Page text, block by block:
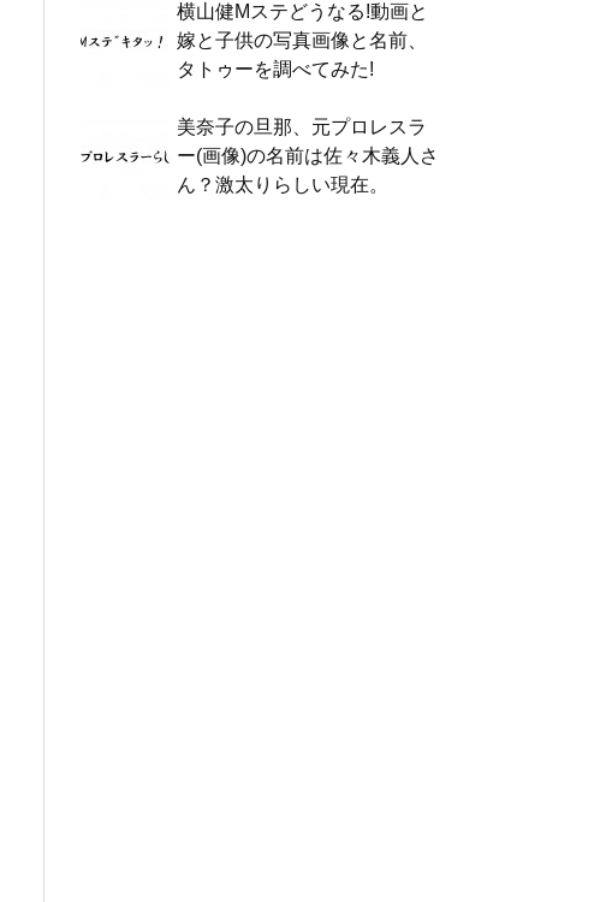
横山健Mステどうなる!動画と
嫁と子供の写真画像と名前、
タトゥーを調べてみた!
美奈子の旦那、元プロレスラ
ー(画像)の名前は佐々木義人さ
ん？激太りらしい現在。